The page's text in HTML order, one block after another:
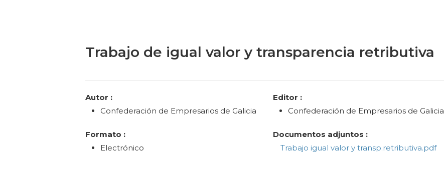
Trabajo de igual valor y transparencia retributiva
Autor :
Confederación de Empresarios de Galicia
Editor :
Confederación de Empresarios de Galicia
Formato :
Electrónico
Documentos adjuntos :
Trabajo igual valor y transp.retributiva.pdf